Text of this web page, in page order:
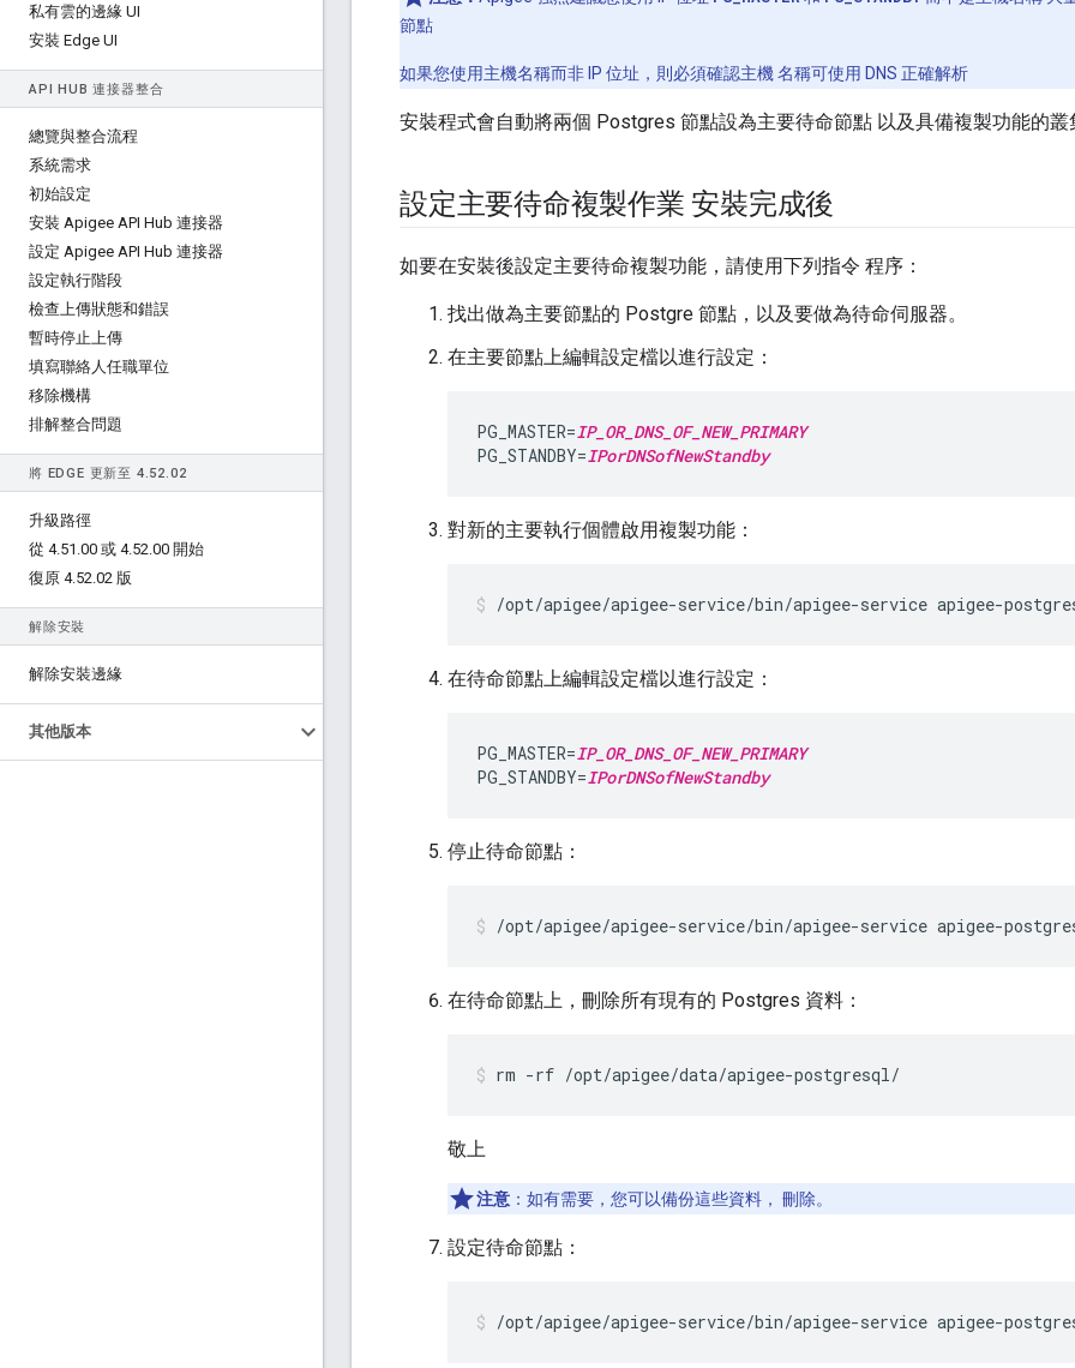
私有雲的邊緣 UI
安裝 Edge UI
API HUB 連接器整合
總覽與整合流程
系統需求
初始設定
安裝 Apigee API Hub 連接器
設定 Apigee API Hub 連接器
設定執行階段
檢查上傳狀態和錯誤
暫時停止上傳
填寫聯絡人任職單位
移除機構
排解整合問題
將 EDGE 更新至 4.52.02
升級路徑
從 4.51 .00 或 4.52.00 開始
復原 4.52.02 版
解除安裝
解除安裝邊緣
其他版本
節點
如果您使用主機名稱而非 IP 位址，則必須確認主機 名稱可使用 DNS 正確解析
安裝程式會自動將兩個 Postgres 節點設為主要待命節點 以及具備複製功能的叢
設定主要待命複製作業 安裝完成後
如要在安裝後設定主要待命複製功能，請使用下列指令 程序：
找出做為主要節點的 Postgre 節點，以及要做為待命伺服器。
在主要節點上編輯設定檔以進行設定：
PG_MASTER=IP_OR_DNS_OF_NEW_PRIMARY
PG_STANDBY=IPorDNSofNewStandby
對新的主要執行個體啟用複製功能：
/opt/apigee/apigee-service/bin/apigee-service apigee-
在待命節點上編輯設定檔以進行設定：
PG_MASTER=IP_OR_DNS_OF_NEW_PRIMARY
PG_STANDBY=IPorDNSofNewStandby
停止待命節點：
/opt/apigee/apigee-service/bin/apigee-service apigee-
在待命節點上，刪除所有現有的 Postgres 資料：
rm -rf /opt/apigee/data/apigee-postgresql/
敬上
注意 ：如有需要，您可以備份這些資料， 刪除。
設定待命節點：
/opt/apigee/apigee-service/bin/apigee-service apigee-